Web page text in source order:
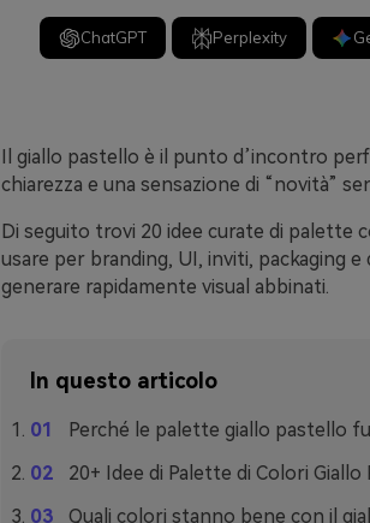
ChatGPT Perplexity
Il giallo pastello è il punto d’incontro
chiarezza e una sensazione di “novità”
Di seguito trovi 20 idee curate di palette
usare per branding, UI, inviti, packaging
generare rapidamente visual abbinati.
In questo articolo
Perché le palette giallo pastello
20+ Idee di Palette di Colori
Quali colori stanno bene con il